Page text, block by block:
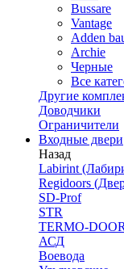
Bussare
Vantage
Adden
Archie
Черные
Все
Другие
Доводчики
Ограничители
Входные двери
Назад
Labirint
Regidoors
SD-Prof
STR
TERMO-DOOR
АСД
Воевода